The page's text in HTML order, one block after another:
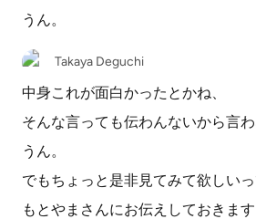
うん。
Takaya Deguchi
中身これが面白かったとかね、
そんな言っても伝わんないから言わ
うん。
でもちょっと是非見てみて欲しいっ
もとやまさんにお伝えしておきます